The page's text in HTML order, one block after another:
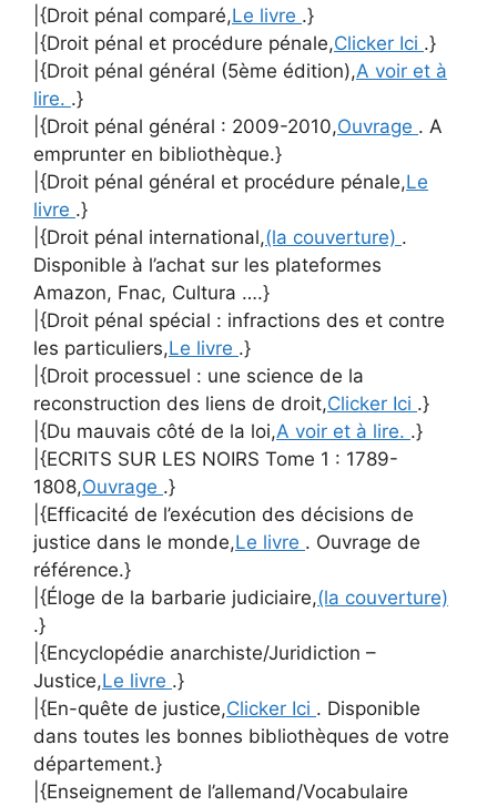
|{Droit pénal comparé,Le livre .}
|{Droit pénal et procédure pénale,Clicker Ici .}
|{Droit pénal général (5ème édition),A voir et à
lire. .}
|{Droit pénal général : 2009-2010,Ouvrage . A
emprunter en bibliothèque.}
|{Droit pénal général et procédure pénale,Le
livre .}
|{Droit pénal international,(la couverture) .
Disponible à l’achat sur les plateformes
Amazon, Fnac, Cultura ….}
|{Droit pénal spécial : infractions des et contre
les particuliers,Le livre .}
|{Droit processuel : une science de la
reconstruction des liens de droit,Clicker Ici .}
|{Du mauvais côté de la loi,A voir et à lire. .}
|{ECRITS SUR LES NOIRS Tome 1 : 1789-
1808,Ouvrage .}
|{Efficacité de l’exécution des décisions de
justice dans le monde,Le livre . Ouvrage de
référence.}
|{Éloge de la barbarie judiciaire,(la couverture)
.}
|{Encyclopédie anarchiste/Juridiction –
Justice,Le livre .}
|{En-quête de justice,Clicker Ici . Disponible
dans toutes les bonnes bibliothèques de votre
département.}
|{Enseignement de l’allemand/Vocabulaire